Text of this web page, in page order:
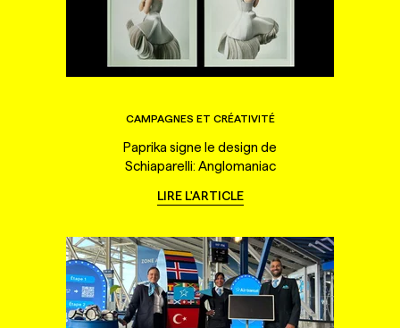
CAMPAGNES ET CRÉATIVITÉ
Paprika signe le design de
Schiaparelli: Anglomaniac
LIRE L'ARTICLE